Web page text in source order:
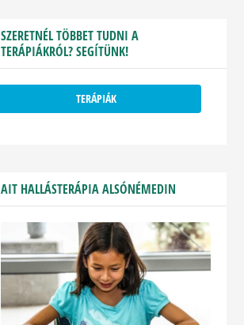
SZERETNÉL TÖBBET TUDNI A
TERÁPIÁKRÓL? SEGÍTÜNK!
TERÁPIÁK
AIT HALLÁSTERÁPIA ALSÓNÉMEDIN